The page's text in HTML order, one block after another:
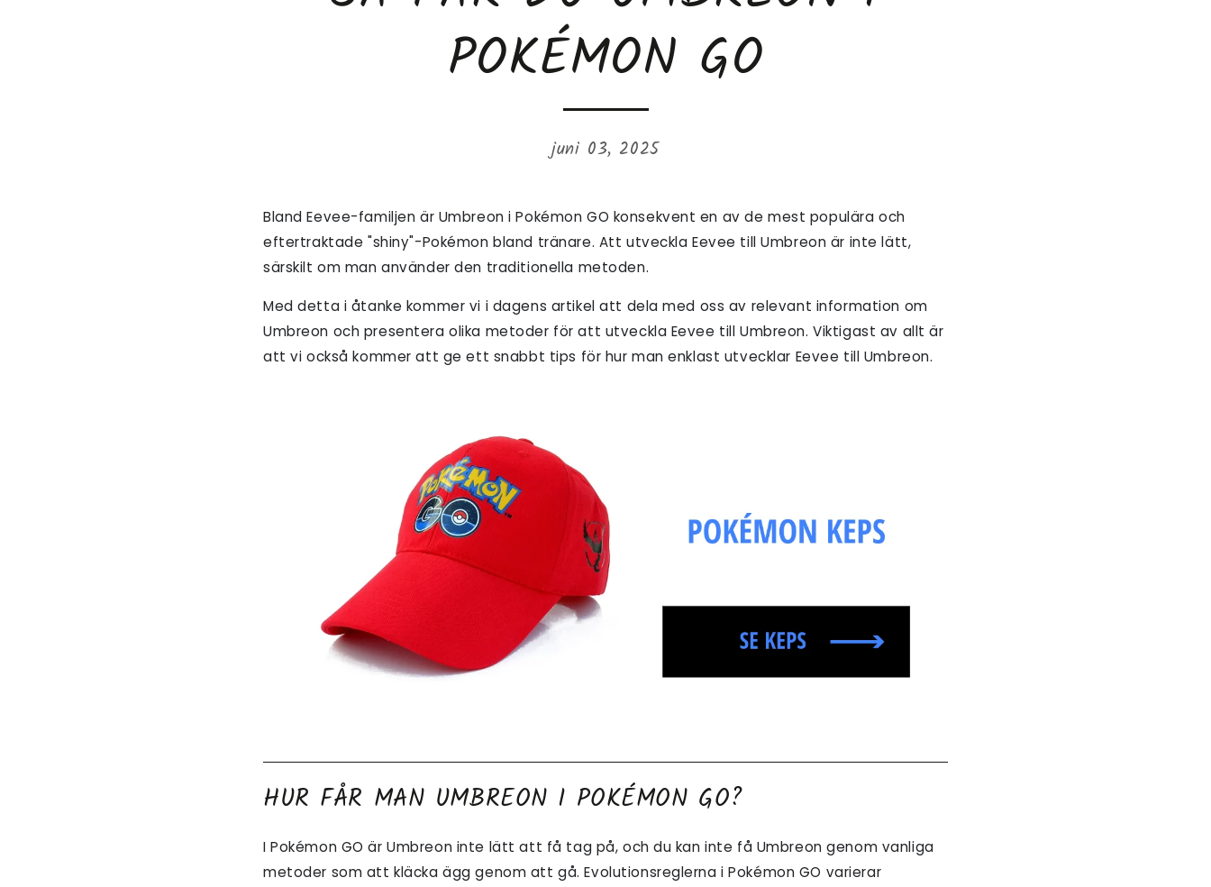
POKÉMON GO
juni 03, 2025
Bland Eevee-familjen är Umbreon i Pokémon GO konsekvent en av de mest populära och
eftertraktade "shiny"-Pokémon bland tränare. Att utveckla Eevee till Umbreon är inte lätt,
särskilt om man använder den traditionella metoden.
Med detta i åtanke kommer vi i dagens artikel att dela med oss av relevant information om
Umbreon och presentera olika metoder för att utveckla Eevee till Umbreon. Viktigast av allt är
att vi också kommer att ge ett snabbt tips för hur man enklast utvecklar Eevee till Umbreon.
HUR FÅR MAN UMBREON I POKÉMON GO?
I Pokémon GO är Umbreon inte lätt att få tag på, och du kan inte få Umbreon genom vanliga
metoder som att kläcka ägg genom att gå. Evolutionsreglerna i Pokémon GO varierar